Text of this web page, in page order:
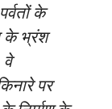
के
के भ्रंश
पर